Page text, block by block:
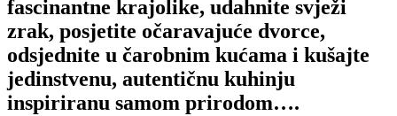
fascinantne krajolike, udahnite svježi
zrak, posjetite očaravajuće dvorce,
odsjednite u čarobnim kućama i kušajte
jedinstvenu, autentičnu kuhinju
inspiriranu samom prirodom….